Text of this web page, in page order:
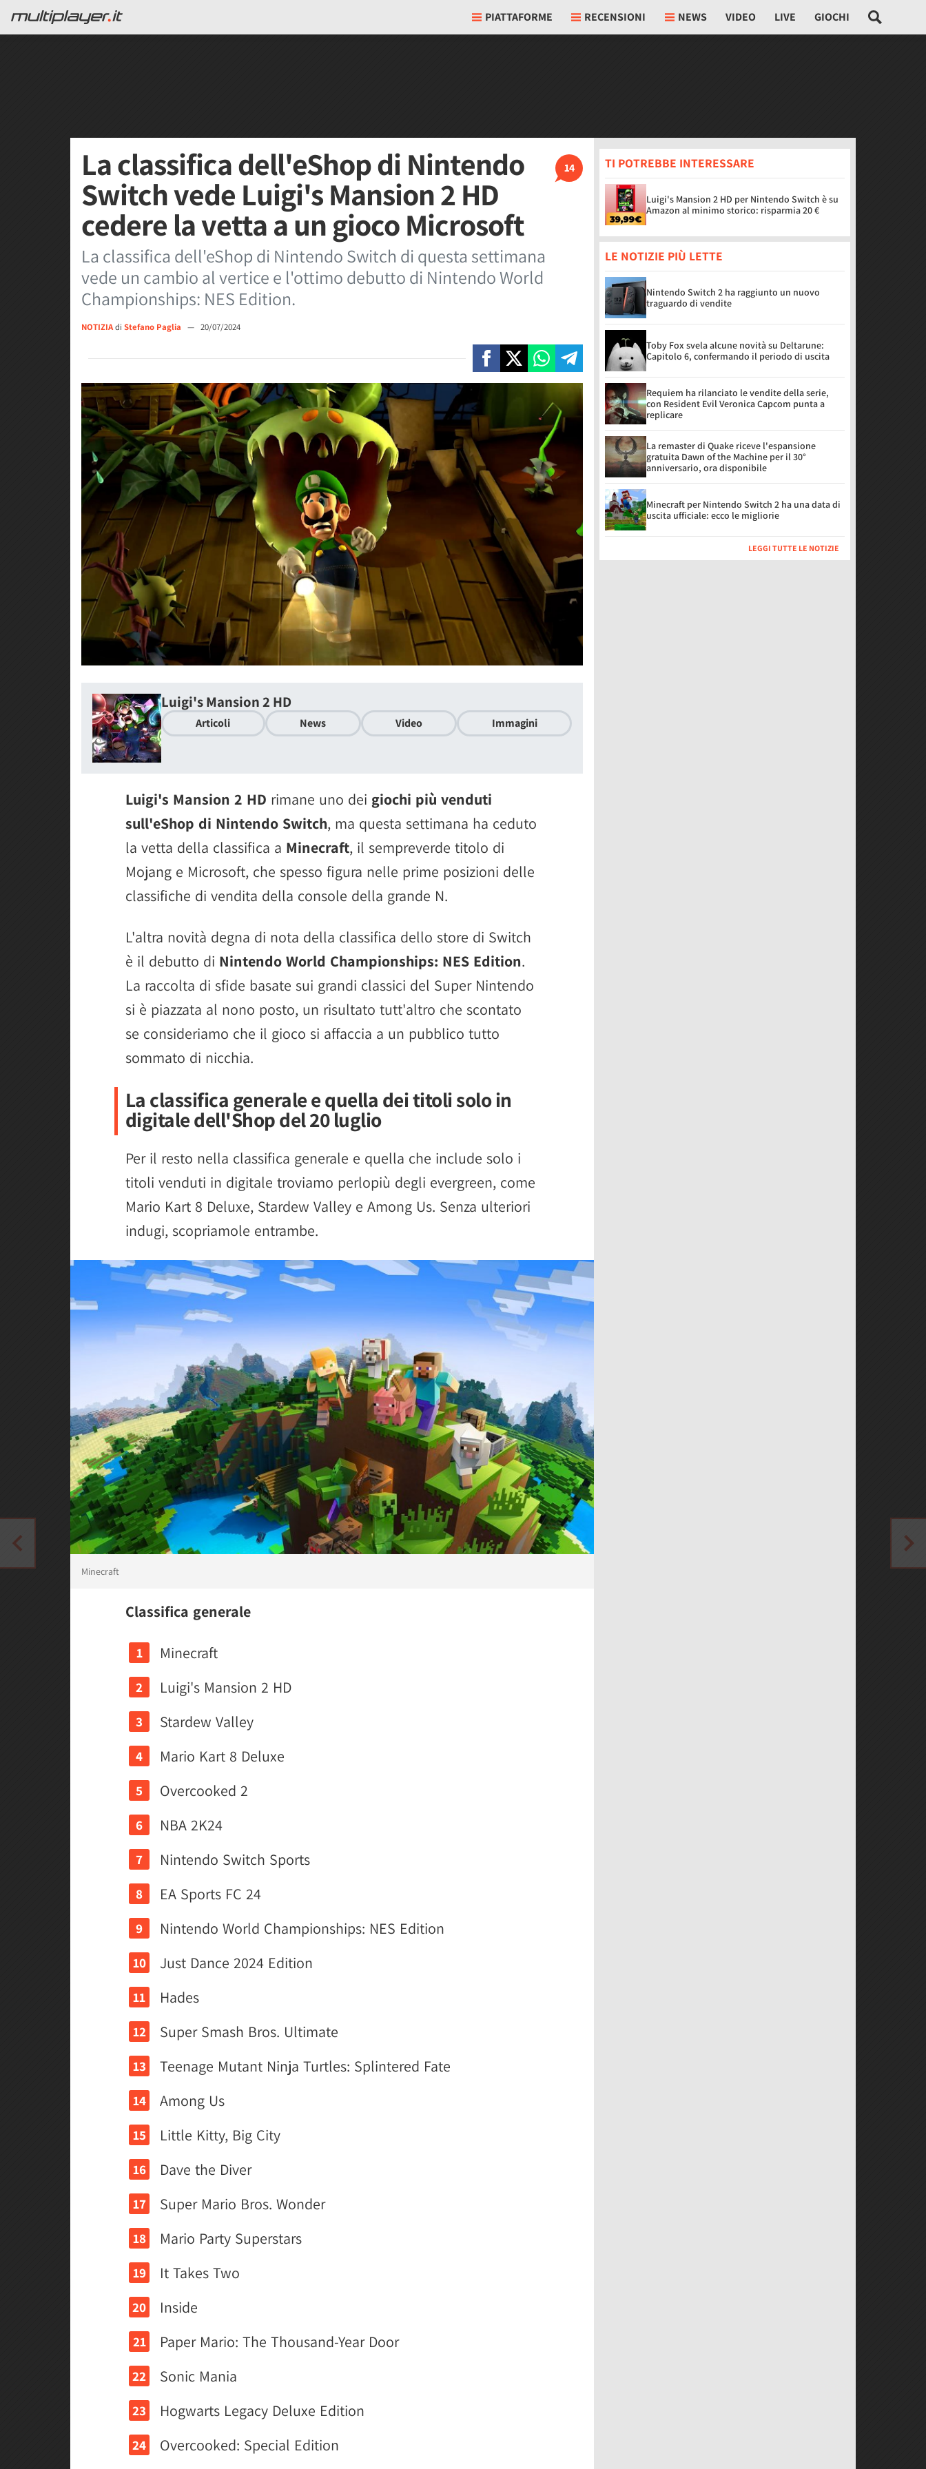
PIATTAFORME RECENSIONI NEWS VIDEO LIVE GIOCHI
14
La classifica dell'eShop di Nintendo
Switch vede Luigi's Mansion 2 HD
cedere la vetta a un gioco Microsoft
La classifica dell'eShop di Nintendo Switch di questa settimana
vede un cambio al vertice e l'ottimo debutto di Nintendo World
Championships: NES Edition.
NOTIZIAdi Stefano Paglia — 20/07/2024
Luigi's Mansion 2 HD
Articoli News Video Immagini
Luigi's Mansion 2 HD rimane uno dei giochi più venduti
sull'eShop di Nintendo Switch, ma questa settimana ha ceduto
la vetta della classifica a Minecraft, il sempreverde titolo di
Mojang e Microsoft, che spesso figura nelle prime posizioni delle
classifiche di vendita della console della grande N.
L'altra novità degna di nota della classifica dello store di Switch
è il debutto di Nintendo World Championships: NES Edition.
La raccolta di sfide basate sui grandi classici del Super Nintendo
si è piazzata al nono posto, un risultato tutt'altro che scontato
se consideriamo che il gioco si affaccia a un pubblico tutto
sommato di nicchia.
La classifica generale e quella dei titoli solo in
digitale dell'Shop del 20 luglio
Per il resto nella classifica generale e quella che include solo i
titoli venduti in digitale troviamo perlopiù degli evergreen, come
Mario Kart 8 Deluxe, Stardew Valley e Among Us. Senza ulteriori
indugi, scopriamole entrambe.
Minecraft
Classifica generale
Minecraft
Luigi's Mansion 2 HD
Stardew Valley
Mario Kart 8 Deluxe
Overcooked 2
NBA 2K24
Nintendo Switch Sports
EA Sports FC 24
Nintendo World Championships: NES Edition
Just Dance 2024 Edition
Hades
Super Smash Bros. Ultimate
Teenage Mutant Ninja Turtles: Splintered Fate
Among Us
Little Kitty, Big City
Dave the Diver
Super Mario Bros. Wonder
Mario Party Superstars
It Takes Two
Inside
Paper Mario: The Thousand-Year Door
Sonic Mania
Hogwarts Legacy Deluxe Edition
Overcooked: Special Edition
TI POTREBBE INTERESSARE
Luigi's Mansion 2 HD per Nintendo Switch è su
Amazon al minimo storico: risparmia 20 €
LE NOTIZIE PIÙ LETTE
Nintendo Switch 2 ha raggiunto un nuovo
traguardo di vendite
Toby Fox svela alcune novità su Deltarune:
Capitolo 6, confermando il periodo di uscita
Requiem ha rilanciato le vendite della serie,
con Resident Evil Veronica Capcom punta a
replicare
La remaster di Quake riceve l'espansione
gratuita Dawn of the Machine per il 30°
anniversario, ora disponibile
Minecraft per Nintendo Switch 2 ha una data di
uscita ufficiale: ecco le migliorie
LEGGI TUTTE LE NOTIZIE